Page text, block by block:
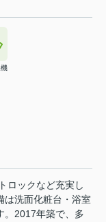
ロックなど充実し
は洗面化粧台・浴室
。2017年築で、多